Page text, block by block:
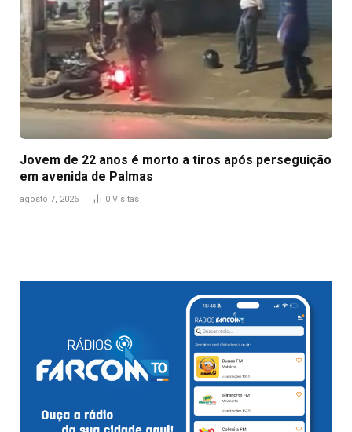
Jovem de 22 anos é morto a tiros após perseguição
em avenida de Palmas
agosto 7, 2026 0 Visitas